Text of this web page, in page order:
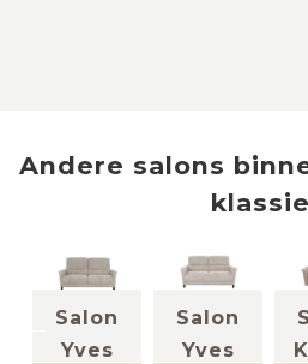
Andere salons
Salon
Yves
Salon
Yves